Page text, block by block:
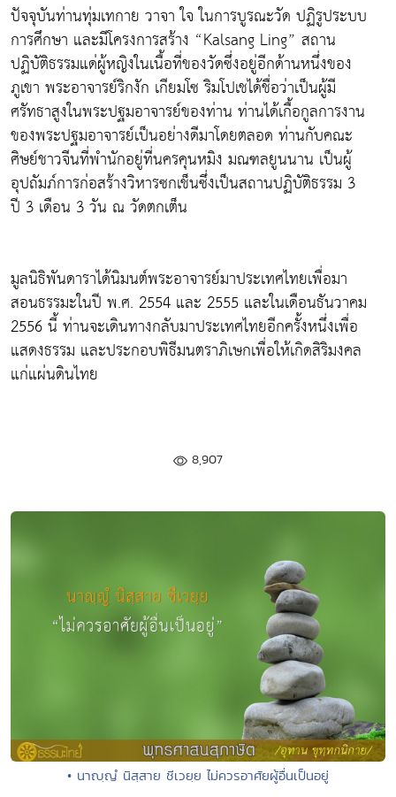
ปัจจุบันท่านทุ่มเทกาย วาจา ใจ ในการบูรณะวัด ปฏิรูประบบ
การศึกษา และมีโครงการสร้าง “Kalsang Ling” สถาน
ปฏิบัติธรรมแด่ผู้หญิงในเนื้อที่ของวัดซึ่งอยู่อีกด้านหนึ่งของ
ภูเขา พระอาจารย์ริกงัก เกียมโซ ริมโปเชได้ชื่อว่าเป็นผู้มี
ศรัทธาสูงในพระปฐมอาจารย์ของท่าน ท่านได้เกื้อกูลการงาน
ของพระปฐมอาจารย์เป็นอย่างดีมาโดยตลอด ท่านกับคณะ
ศิษย์ชาวจีนที่พำนักอยู่ที่นครคุนหมิง มณฑลยูนนาน เป็นผู้
อุปถัมภ์การก่อสร้างวิหารซกเช็นซึ่งเป็นสถานปฏิบัติธรรม 3
ปี 3 เดือน 3 วัน ณ วัดตกเต็น
มูลนิธิพันดาราได้นิมนต์พระอาจารย์มาประเทศไทยเพื่อมา
สอนธรรมะในปี พ.ศ. 2554 และ 2555 และในเดือนธันวาคม
2556 นี้ ท่านจะเดินทางกลับมาประเทศไทยอีกครั้งหนึ่งเพื่อ
แสดงธรรม และประกอบพิธีมนตราภิเษกเพื่อให้เกิดสิริมงคล
แก่แผ่นดินไทย
8,907
• นาญฺญํ นิสฺสาย ชีเวยฺย ไม่ควรอาศัยผู้อื่นเป็นอยู่